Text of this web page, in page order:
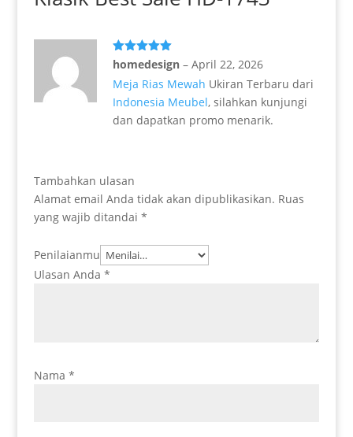
Dinilai5
homedesign – April 22, 2026
Meja Rias Mewah Ukiran Terbaru dari
Indonesia Meubel, silahkan kunjungi
dan dapatkan promo menarik.
Tambahkan ulasan
Alamat email Anda tidak akan dipublikasikan. Ruas
yang wajib ditandai *
Penilaianmu
Ulasan Anda *
Nama *